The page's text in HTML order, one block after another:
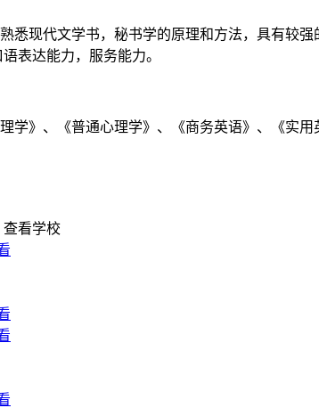
现代文学书，秘书学的原理和方法，具有较
表达能力，服务能力。
》、《普通心理学》、《商务英语》、《实用
查看学校